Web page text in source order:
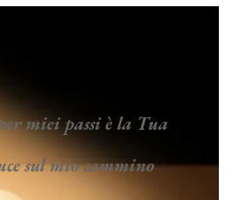
miei passi è la Tua
sul mio cammino